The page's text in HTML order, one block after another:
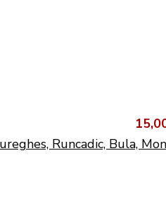
Runcadic, Bula,